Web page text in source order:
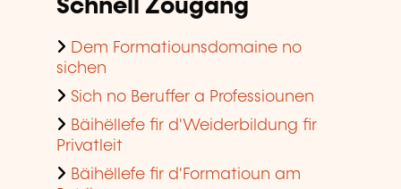
Betrib
E Formatiounssall fannen
D'Tendenzen am Beräich vun der
Formatioun am Betrib consultéieren
Populär Artikelen